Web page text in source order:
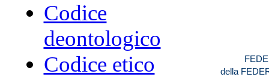
Codice
deontologico
Codice etico
della